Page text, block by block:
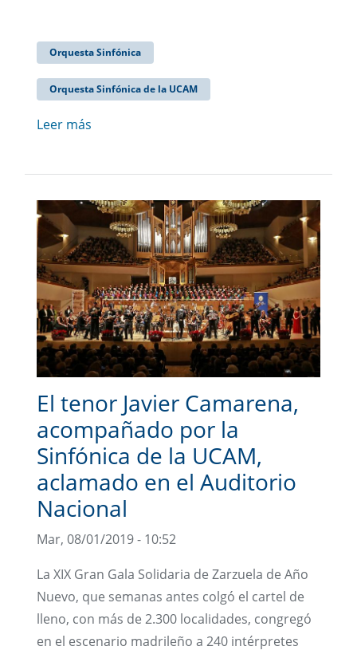
Orquesta Sinfónica
Orquesta Sinfónica de la UCAM
Leer más
El tenor Javier Camarena,
acompañado por la
Sinfónica de la UCAM,
aclamado en el Auditorio
Nacional
Mar, 08/01/2019 - 10:52
La XIX Gran Gala Solidaria de Zarzuela de Año
Nuevo, que semanas antes colgó el cartel de
lleno, con más de 2.300 localidades, congregó
en el escenario madrileño a 240 intérpretes